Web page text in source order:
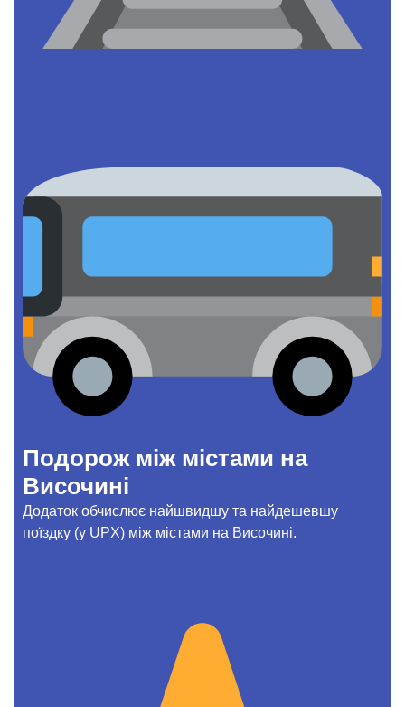
Подорож між містами на
Височині
Додаток обчислює найшвидшу та найдешевшу
поїздку (у UPX) між містами на Височині.